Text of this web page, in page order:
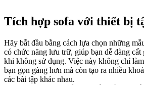
Tích hợp sofa với thiết bị
Hãy bắt đầu bằng cách lựa chọn những
có chức năng lưu trữ, giúp bạn dễ dàng
khi không sử dụng. Việc này không chỉ
bạn gọn gàng hơn mà còn tạo ra nhiều
các bài tập khác nhau.